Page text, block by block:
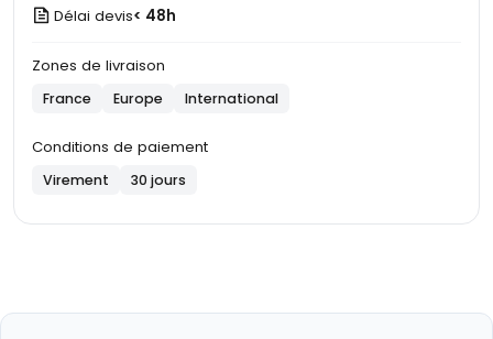
Délai devis< 48h
Zones de livraison
France Europe International
Conditions de paiement
Virement 30 jours